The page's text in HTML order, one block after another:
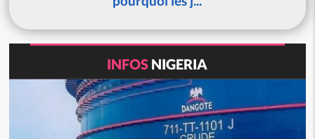
INFOS NIGERIA